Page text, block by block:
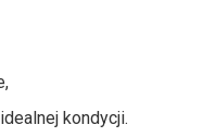
kondycji.